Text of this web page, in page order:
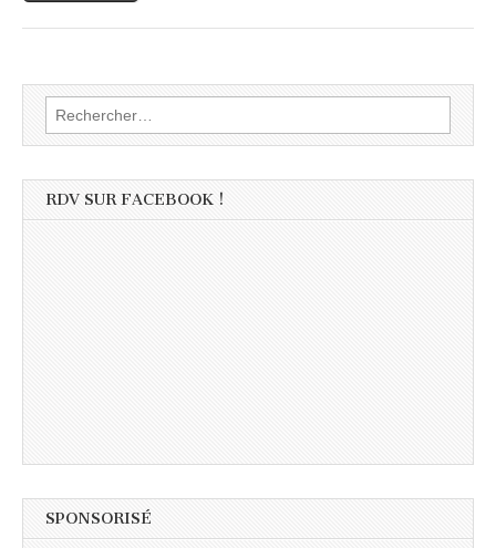
Rechercher :
RDV SUR FACEBOOK !
SPONSORISÉ